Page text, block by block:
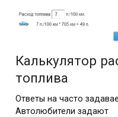
Калькулятор
топлива
Ответы на часто
Автолюбители задают